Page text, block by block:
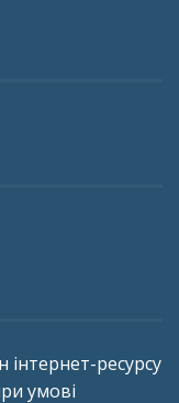
інтернет-ресурсу
умові